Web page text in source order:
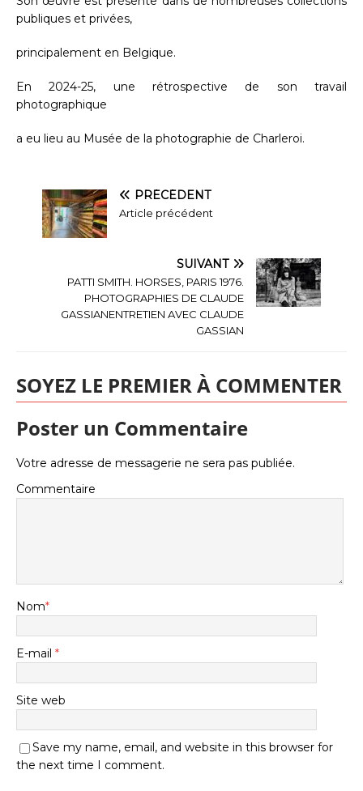
publiques et privées,
principalement en Belgique.
En 2024-25, une rétrospective de son travail
photographique
a eu lieu au Musée de la photographie de Charleroi.
PRÉCÉDENT
Article précédent
SUIVANT
PATTI SMITH. HORSES, PARIS 1976.
PHOTOGRAPHIES DE CLAUDE
GASSIANENTRETIEN AVEC CLAUDE
GASSIAN
SOYEZ LE PREMIER À COMMENTER
Poster un Commentaire
Votre adresse de messagerie ne sera pas publiée.
Commentaire
Nom*
E-mail *
Site web
Save my name, email, and website in this browser for
the next time I comment.